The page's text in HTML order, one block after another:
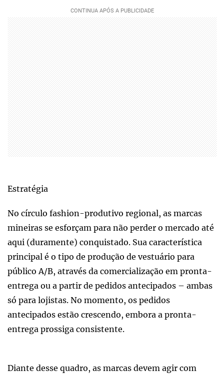
Estratégia
No círculo fashion-produtivo regional, as marcas
mineiras se esforçam para não perder o mercado até
aqui (duramente) conquistado. Sua característica
principal é o tipo de produção de vestuário para
público A/B, através da comercialização em pronta-
entrega ou a partir de pedidos antecipados – ambas
só para lojistas. No momento, os pedidos
antecipados estão crescendo, embora a pronta-
entrega prossiga consistente.
Diante desse quadro, as marcas devem agir com